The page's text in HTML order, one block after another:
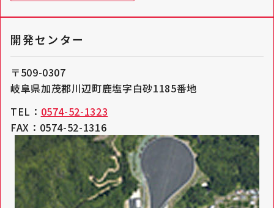
開発センター
〒509-0307
岐阜県加茂郡川辺町鹿塩字白砂1185番地
TEL： 0574-52-1323
FAX：0574-52-1316